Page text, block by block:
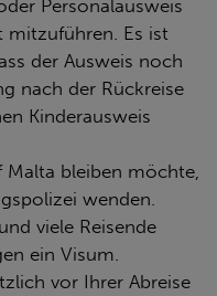
Personalausweis
Es ist
der Ausweis noch
nach der Rückreise
Kinderausweis
bleiben möchte,
wenden.
viele Reisende
ein Visum.
vor Ihrer Abreise